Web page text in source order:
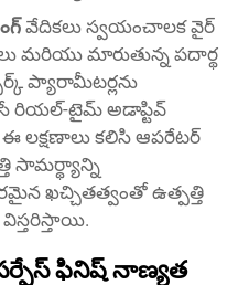
వేదికలు స్వయంచాలక వైర్
మరియు మారుతున్న పదార్థ
ప్యారామీటర్లను
రియల్-టైమ్ అడాప్టివ్
లక్షణాలు కలిసి ఆపరేటర్
సామర్థ్యాన్ని
ఖచ్చితత్వంతో ఉత్పత్తి
ఫినిష్ నాణ్యత